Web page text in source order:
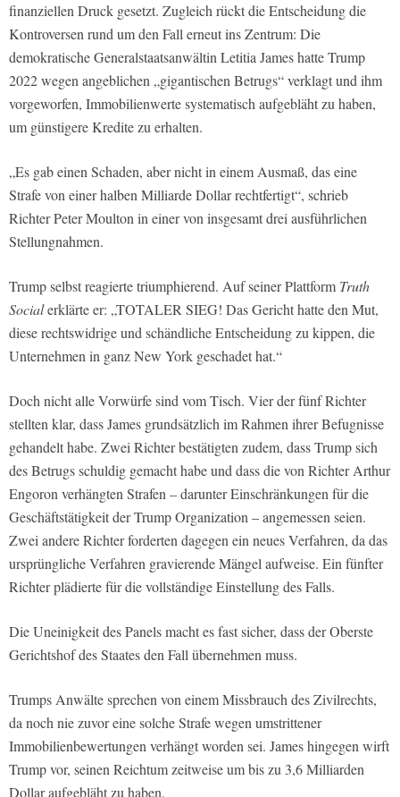
finanziellen Druck gesetzt. Zugleich rückt die Entscheidung die
Kontroversen rund um den Fall erneut ins Zentrum: Die
demokratische Generalstaatsanwältin Letitia James hatte Trump
2022 wegen angeblichen „gigantischen Betrugs“ verklagt und ihm
vorgeworfen, Immobilienwerte systematisch aufgebläht zu haben,
um günstigere Kredite zu erhalten.
„Es gab einen Schaden, aber nicht in einem Ausmaß, das eine
Strafe von einer halben Milliarde Dollar rechtfertigt“, schrieb
Richter Peter Moulton in einer von insgesamt drei ausführlichen
Stellungnahmen.
Trump selbst reagierte triumphierend. Auf seiner Plattform Truth
Socialerklärte er: „TOTALER SIEG! Das Gericht hatte den Mut,
diese rechtswidrige und schändliche Entscheidung zu kippen, die
Unternehmen in ganz New York geschadet hat.“
Doch nicht alle Vorwürfe sind vom Tisch. Vier der fünf Richter
stellten klar, dass James grundsätzlich im Rahmen ihrer Befugnisse
gehandelt habe. Zwei Richter bestätigten zudem, dass Trump sich
des Betrugs schuldig gemacht habe und dass die von Richter Arthur
Engoron verhängten Strafen – darunter Einschränkungen für die
Geschäftstätigkeit der Trump Organization – angemessen seien.
Zwei andere Richter forderten dagegen ein neues Verfahren, da das
ursprüngliche Verfahren gravierende Mängel aufweise. Ein fünfter
Richter plädierte für die vollständige Einstellung des Falls.
Die Uneinigkeit des Panels macht es fast sicher, dass der Oberste
Gerichtshof des Staates den Fall übernehmen muss.
Trumps Anwälte sprechen von einem Missbrauch des Zivilrechts,
da noch nie zuvor eine solche Strafe wegen umstrittener
Immobilienbewertungen verhängt worden sei. James hingegen wirft
Trump vor, seinen Reichtum zeitweise um bis zu 3,6 Milliarden
Dollar aufgebläht zu haben.